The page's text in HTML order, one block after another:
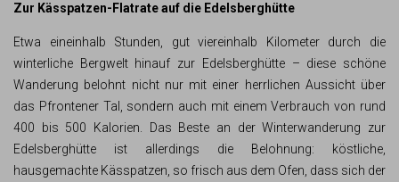
Zur Kässpatzen-Flatrate auf die Edelsberghütte
Etwa eineinhalb Stunden, gut viereinhalb Kilometer durch die
winterliche Bergwelt hinauf zur Edelsberghütte – diese schöne
Wanderung belohnt nicht nur mit einer herrlichen Aussicht über
das Pfrontener Tal, sondern auch mit einem Verbrauch von rund
400 bis 500 Kalorien. Das Beste an der Winterwanderung zur
Edelsberghütte ist allerdings die Belohnung: köstliche,
hausgemachte Kässpatzen, so frisch aus dem Ofen, dass sich der